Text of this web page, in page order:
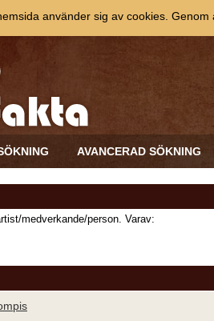
AVANCERAD SÖKNING
medverkande/person. Varav:
använder sig av cookies.